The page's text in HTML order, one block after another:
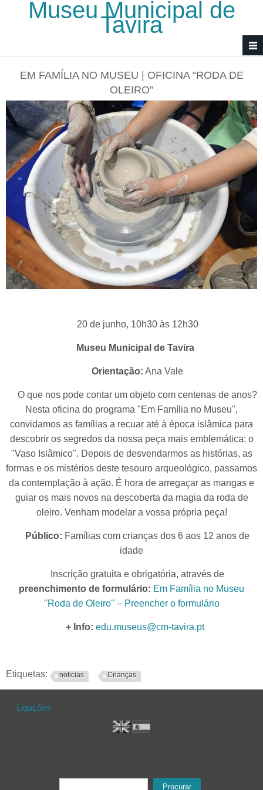
Passar para o conteúdo principal
Museu Municipal de
Tavira
EM FAMÍLIA NO MUSEU | OFICINA “RODA DE
OLEIRO”
20 de junho, 10h30 às 12h30
Museu Municipal de Tavira
Orientação: Ana Vale
O que nos pode contar um objeto com centenas de anos?
Nesta oficina do programa "Em Família no Museu",
convidamos as famílias a recuar até à época islâmica para
descobrir os segredos da nossa peça mais emblemática: o
"Vaso Islâmico". Depois de desvendarmos as histórias, as
formas e os mistérios deste tesouro arqueológico, passamos
da contemplação à ação. É hora de arregaçar as mangas e
guiar os mais novos na descoberta da magia da roda de
oleiro. Venham modelar a vossa própria peça!
Público: Famílias com crianças dos 6 aos 12 anos de
idade
Inscrição gratuita e obrigatória, através de
preenchimento de formulário: Em Família no Museu
"Roda de Oleiro" – Preencher o formulário
+ Info: edu.museus@cm-tavira.pt
Etiquetas: noticias Crianças
Ligações
Formulário de procura